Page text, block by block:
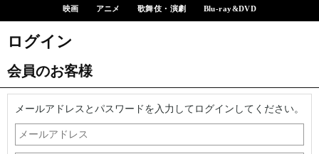
映画 アニメ 歌舞伎・演劇 Blu-ray&DVD
ログイン
会員のお客様
メールアドレスとパスワードを入力してログインしてください。